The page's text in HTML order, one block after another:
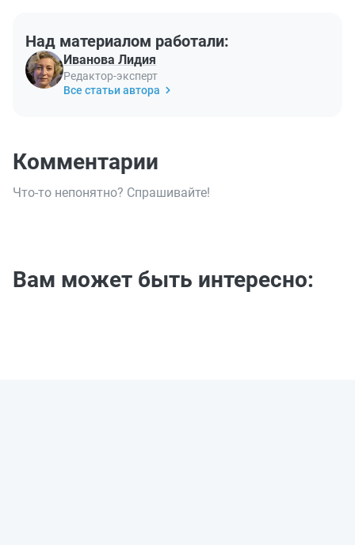
Над материалом работали:
Иванова Лидия
Редактор-эксперт
Все статьи автора
Комментарии
Что-то непонятно? Спрашивайте!
Вам может быть интересно: